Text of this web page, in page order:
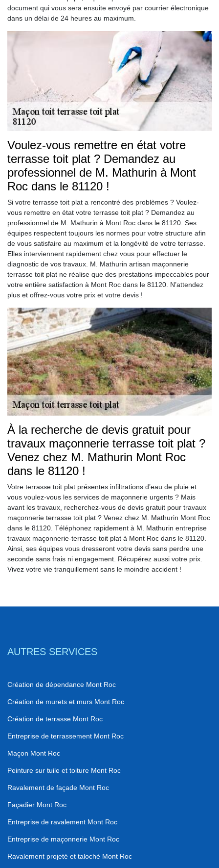
document qui vous sera ensuite envoyé par courrier électronique
dans un délai de 24 heures au maximum.
Voulez-vous remettre en état votre
terrasse toit plat ? Demandez au
professionnel de M. Mathurin à Mont
Roc dans le 81120 !
Si votre terrasse toit plat a rencontré des problèmes ? Voulez-
vous remettre en état votre terrasse toit plat ? Demandez au
professionnel de M. Mathurin à Mont Roc dans le 81120. Ses
équipes respectent toujours les normes pour votre structure afin
de vous satisfaire au maximum et la longévité de votre terrasse.
Elles interviennent rapidement chez vous pour effectuer le
diagnostic de vos travaux. M. Mathurin artisan maçonnerie
terrasse toit plat ne réalise que des prestations impeccables pour
votre entière satisfaction à Mont Roc dans le 81120. N’attendez
plus et offrez-vous votre prix et votre devis !
À la recherche de devis gratuit pour
travaux maçonnerie terrasse toit plat ?
Venez chez M. Mathurin Mont Roc
dans le 81120 !
Votre terrasse toit plat présentes infiltrations d’eau de pluie et
vous voulez-vous les services de maçonnerie urgents ? Mais
avant les travaux, recherchez-vous de devis gratuit pour travaux
maçonnerie terrasse toit plat ? Venez chez M. Mathurin Mont Roc
dans le 81120. Téléphonez rapidement à M. Mathurin entreprise
travaux maçonnerie-terrasse toit plat à Mont Roc dans le 81120.
Ainsi, ses équipes vous dresseront votre devis sans perdre une
seconde sans frais ni engagement. Récupérez aussi votre prix.
Vivez votre vie tranquillement sans le moindre accident !
AUTRES SERVICES
Création de dépendance Mont Roc
Création de murets et murs Mont Roc
Création de terrasse Mont Roc
Entreprise de terrassement Mont Roc
Maçon Mont Roc
Peinture sur tuile et toiture Mont Roc
Ravalement de façade Mont Roc
Façadier Mont Roc
Entreprise de ravalement Mont Roc
Entreprise de maçonnerie Mont Roc
Ravalement projeté et taloché Mont Roc